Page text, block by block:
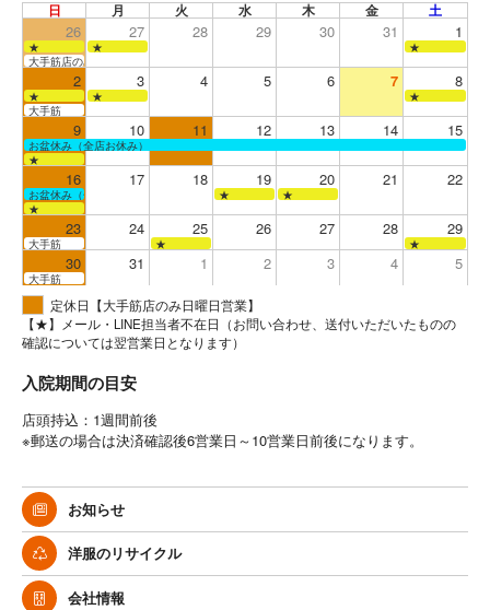
日 月 火 水 木 金 土
26 27 28 29 30 31 1
★ ★
★
大手筋店のみ営業
2 3 4 5 6 7 8
★ ★
★
大手筋
9 10 11 12 13 14 15
お盆休み（全店お休み）
★
16 17 18 19 20 21 22
お盆休み（全店お休み） ★
★
★
23 24 25 26 27 28 29
大手筋 ★ ★
30 31 1 2 3 4 5
大手筋
定休日【大手筋店のみ日曜日営業】
【★】メール・LINE担当者不在日（お問い合わせ、送付いただいたものの
確認については翌営業日となります）
入院期間の目安
店頭持込：1週間前後
※郵送の場合は決済確認後6営業日～10営業日前後になります。
お知らせ
洋服のリサイクル
会社情報